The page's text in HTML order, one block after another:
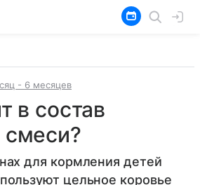
- 6 месяцев
в состав
для кормления детей
цельное коровье